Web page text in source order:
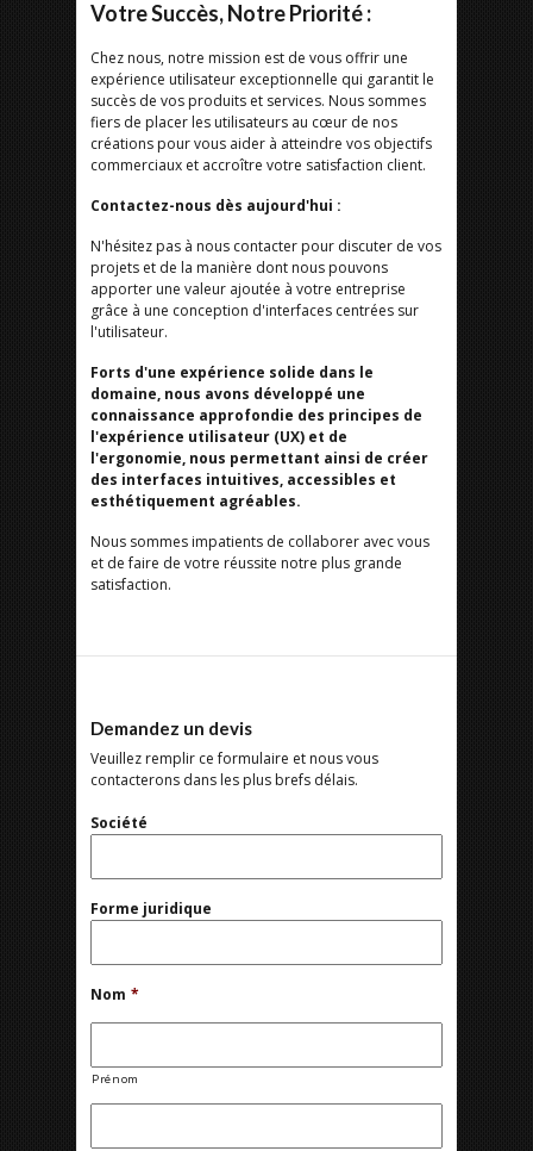
Votre Succès, Notre Priorité :
Chez nous, notre mission est de vous offrir une
expérience utilisateur exceptionnelle qui garantit le
succès de vos produits et services. Nous sommes
fiers de placer les utilisateurs au cœur de nos
créations pour vous aider à atteindre vos objectifs
commerciaux et accroître votre satisfaction client.
Contactez-nous dès aujourd'hui :
N'hésitez pas à nous contacter pour discuter de vos
projets et de la manière dont nous pouvons
apporter une valeur ajoutée à votre entreprise
grâce à une conception d'interfaces centrées sur
l'utilisateur.
Forts d'une expérience solide dans le
domaine, nous avons développé une
connaissance approfondie des principes de
l'expérience utilisateur (UX) et de
l'ergonomie, nous permettant ainsi de créer
des interfaces intuitives, accessibles et
esthétiquement agréables.
Nous sommes impatients de collaborer avec vous
et de faire de votre réussite notre plus grande
satisfaction.
Demandez un devis
Veuillez remplir ce formulaire et nous vous
contacterons dans les plus brefs délais.
Société
Forme juridique
Nom *
Prénom